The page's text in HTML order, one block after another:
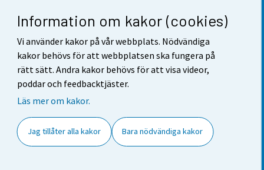
Information om kakor (cookies)
Vi använder kakor på vår webbplats. Nödvändiga
kakor behövs för att webbplatsen ska fungera på
rätt sätt. Andra kakor behövs för att visa videor,
poddar och feedbacktjäster.
Läs mer om kakor.
Jag tillåter alla kakor Bara nödvändiga kakor
Respons
Användarvillkor
Dataskydd
Tillgänglighet
Cookie-inställningar